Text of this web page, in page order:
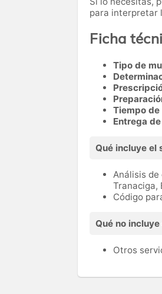
para interpretar
Ficha
Tipo de
Tiempo
Entrega
Qué incluye el
Análisis
Tranaciga,
Código
Qué no
Otros